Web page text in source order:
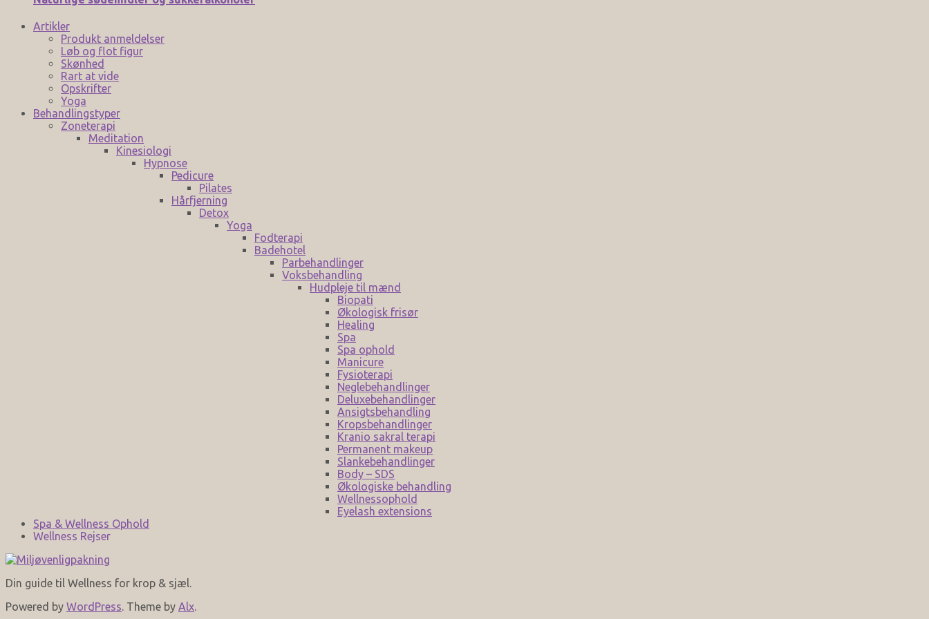
Artikler
Produkt anmeldelser
Løb og flot figur
Skønhed
Rart at vide
Opskrifter
Yoga
Behandlingstyper
Zoneterapi
Meditation
Kinesiologi
Hypnose
Pedicure
Pilates
Hårfjerning
Detox
Yoga
Fodterapi
Badehotel
Parbehandlinger
Voksbehandling
Hudpleje til mænd
Biopati
Økologisk frisør
Healing
Spa
Spa ophold
Manicure
Fysioterapi
Neglebehandlinger
Deluxebehandlinger
Ansigtsbehandling
Kropsbehandlinger
Kranio sakral terapi
Permanent makeup
Slankebehandlinger
Body – SDS
Økologiske behandling
Wellnessophold
Eyelash extensions
Spa & Wellness Ophold
Wellness Rejser
Din guide til Wellness for krop & sjæl.
Powered by WordPress. Theme by Alx.